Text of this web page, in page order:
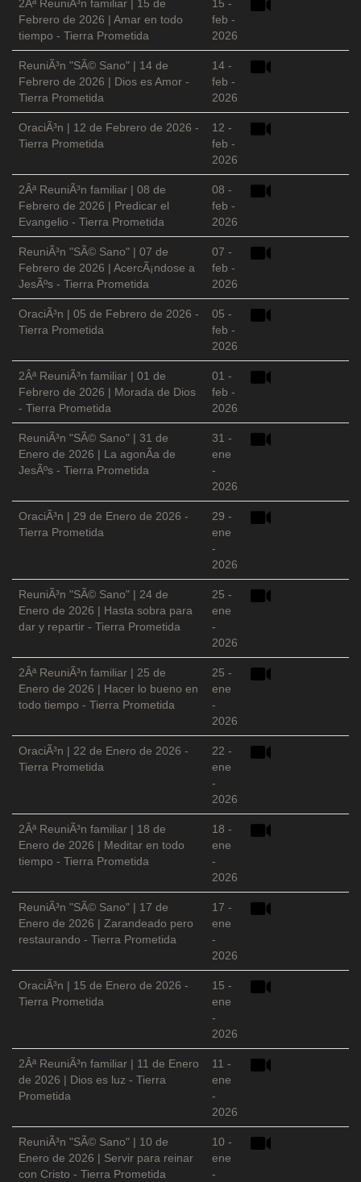
2Âª ReuniÃ³n familiar | 15 de
Febrero de 2026 | Amar en todo
tiempo - Tierra Prometida
15 -
feb -
2026
ReuniÃ³n "SÃ© Sano" | 14 de
Febrero de 2026 | Dios es Amor -
Tierra Prometida
14 -
feb -
2026
OraciÃ³n | 12 de Febrero de 2026 -
Tierra Prometida
12 -
feb -
2026
2Âª ReuniÃ³n familiar | 08 de
Febrero de 2026 | Predicar el
Evangelio - Tierra Prometida
08 -
feb -
2026
ReuniÃ³n "SÃ© Sano" | 07 de
Febrero de 2026 | AcercÃ¡ndose a
JesÃºs - Tierra Prometida
07 -
feb -
2026
OraciÃ³n | 05 de Febrero de 2026 -
Tierra Prometida
05 -
feb -
2026
2Âª ReuniÃ³n familiar | 01 de
Febrero de 2026 | Morada de Dios
- Tierra Prometida
01 -
feb -
2026
ReuniÃ³n "SÃ© Sano" | 31 de
Enero de 2026 | La agonÃ­a de
JesÃºs - Tierra Prometida
31 -
ene
-
2026
OraciÃ³n | 29 de Enero de 2026 -
Tierra Prometida
29 -
ene
-
2026
ReuniÃ³n "SÃ© Sano" | 24 de
Enero de 2026 | Hasta sobra para
dar y repartir - Tierra Prometida
25 -
ene
-
2026
2Âª ReuniÃ³n familiar | 25 de
Enero de 2026 | Hacer lo bueno en
todo tiempo - Tierra Prometida
25 -
ene
-
2026
OraciÃ³n | 22 de Enero de 2026 -
Tierra Prometida
22 -
ene
-
2026
2Âª ReuniÃ³n familiar | 18 de
Enero de 2026 | Meditar en todo
tiempo - Tierra Prometida
18 -
ene
-
2026
ReuniÃ³n "SÃ© Sano" | 17 de
Enero de 2026 | Zarandeado pero
restaurando - Tierra Prometida
17 -
ene
-
2026
OraciÃ³n | 15 de Enero de 2026 -
Tierra Prometida
15 -
ene
-
2026
2Âª ReuniÃ³n familiar | 11 de Enero
de 2026 | Dios es luz - Tierra
Prometida
11 -
ene
-
2026
ReuniÃ³n "SÃ© Sano" | 10 de
Enero de 2026 | Servir para reinar
con Cristo - Tierra Prometida
10 -
ene
-